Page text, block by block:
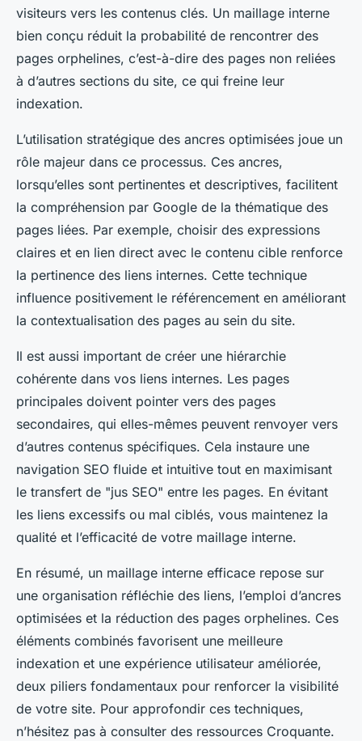
visiteurs vers les contenus clés. Un maillage interne
bien conçu réduit la probabilité de rencontrer des
pages orphelines, c’est-à-dire des pages non reliées
à d’autres sections du site, ce qui freine leur
indexation.
L’utilisation stratégique des ancres optimisées joue un
rôle majeur dans ce processus. Ces ancres,
lorsqu’elles sont pertinentes et descriptives, facilitent
la compréhension par Google de la thématique des
pages liées. Par exemple, choisir des expressions
claires et en lien direct avec le contenu cible renforce
la pertinence des liens internes. Cette technique
influence positivement le référencement en améliorant
la contextualisation des pages au sein du site.
Il est aussi important de créer une hiérarchie
cohérente dans vos liens internes. Les pages
principales doivent pointer vers des pages
secondaires, qui elles-mêmes peuvent renvoyer vers
d’autres contenus spécifiques. Cela instaure une
navigation SEO fluide et intuitive tout en maximisant
le transfert de "jus SEO" entre les pages. En évitant
les liens excessifs ou mal ciblés, vous maintenez la
qualité et l’efficacité de votre maillage interne.
En résumé, un maillage interne efficace repose sur
une organisation réfléchie des liens, l’emploi d’ancres
optimisées et la réduction des pages orphelines. Ces
éléments combinés favorisent une meilleure
indexation et une expérience utilisateur améliorée,
deux piliers fondamentaux pour renforcer la visibilité
de votre site. Pour approfondir ces techniques,
n’hésitez pas à consulter des ressources Croquante.